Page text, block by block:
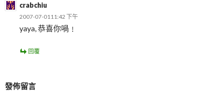
crabchiu
2007-07-0111:42 下午
yaya, 恭喜你喎﹗
回覆
發佈留言